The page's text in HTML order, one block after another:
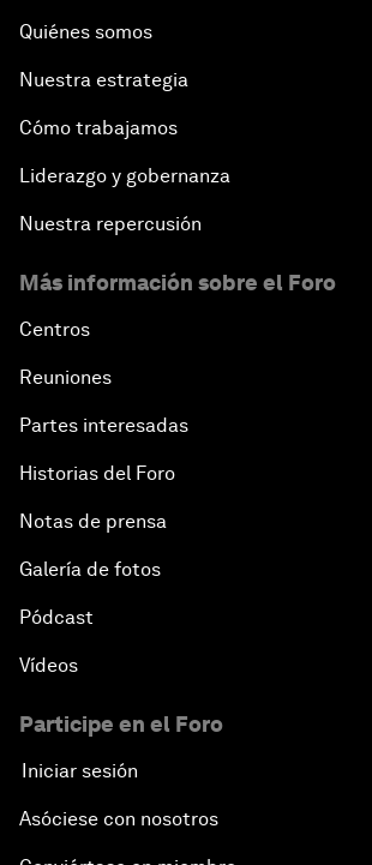
Quiénes somos
Nuestra estrategia
Cómo trabajamos
Liderazgo y gobernanza
Nuestra repercusión
Más información sobre el Foro
Centros
Reuniones
Partes interesadas
Historias del Foro
Notas de prensa
Galería de fotos
Pódcast
Vídeos
Participe en el Foro
Iniciar sesión
Asóciese con nosotros